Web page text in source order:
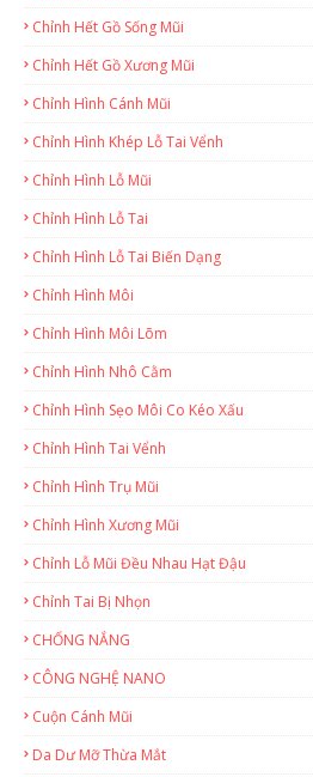
Chỉnh Hết Gồ Sống Mũi
Chỉnh Hết Gồ Xương Mũi
Chỉnh Hình Cánh Mũi
Chỉnh Hình Khép Lỗ Tai Vểnh
Chỉnh Hình Lỗ Mũi
Chỉnh Hình Lỗ Tai
Chỉnh Hình Lỗ Tai Biến Dạng
Chỉnh Hình Môi
Chỉnh Hình Môi Lõm
Chỉnh Hình Nhô Cằm
Chỉnh Hình Sẹo Môi Co Kéo Xấu
Chỉnh Hình Tai Vểnh
Chỉnh Hình Trụ Mũi
Chỉnh Hình Xương Mũi
Chỉnh Lỗ Mũi Đều Nhau Hạt Đậu
Chỉnh Tai Bị Nhọn
CHỐNG NẮNG
CÔNG NGHỆ NANO
Cuộn Cánh Mũi
Da Dư Mỡ Thừa Mắt